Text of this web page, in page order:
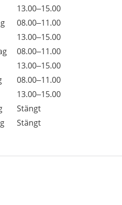
13.00–15.00
08.00–11.00
13.00–15.00
08.00–11.00
13.00–15.00
08.00–11.00
13.00–15.00
Stängt
Stängt